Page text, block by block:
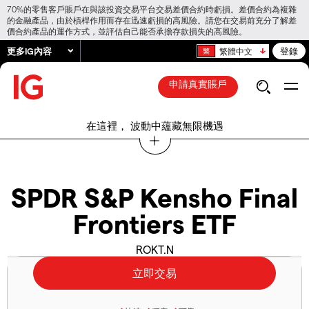
70%的零售客戶賬戶在與該投資交易平台交易差價合約時虧損。差價合約為複雜
的金融產品，由於槓桿作用而存在迅速虧損的高風險。請您在交易前充分了解差
價合約產品的運作方式，並評估自己能否承擔存款損失的高風險。
更多IG內容 繁體中文 登錄
申請真實賬戶
在這裡， 波動中蘊藏無限機遇
SPDR S&P Kensho Final
Frontiers ETF
ROKT.N